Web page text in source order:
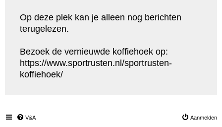
Op deze plek kan je alleen nog berichten
terugelezen.
Bezoek de vernieuwde koffiehoek op:
https://www.sportrusten.nl/sportrusten-
koffiehoek/
V&A Aanmelden